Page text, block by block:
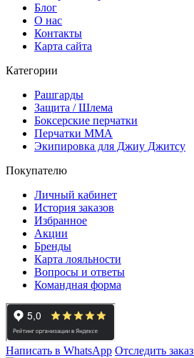
Блог
О нас
Контакты
Карта сайта
Категории
Рашгарды
Защита / Шлема
Боксерские перчатки
Перчатки ММА
Экипировка для Джиу Джитсу
Покупателю
Личный кабинет
История заказов
Избранное
Акции
Бренды
Карта лояльности
Вопросы и ответы
Командная форма
Написать в WhatsApp Отследить заказ